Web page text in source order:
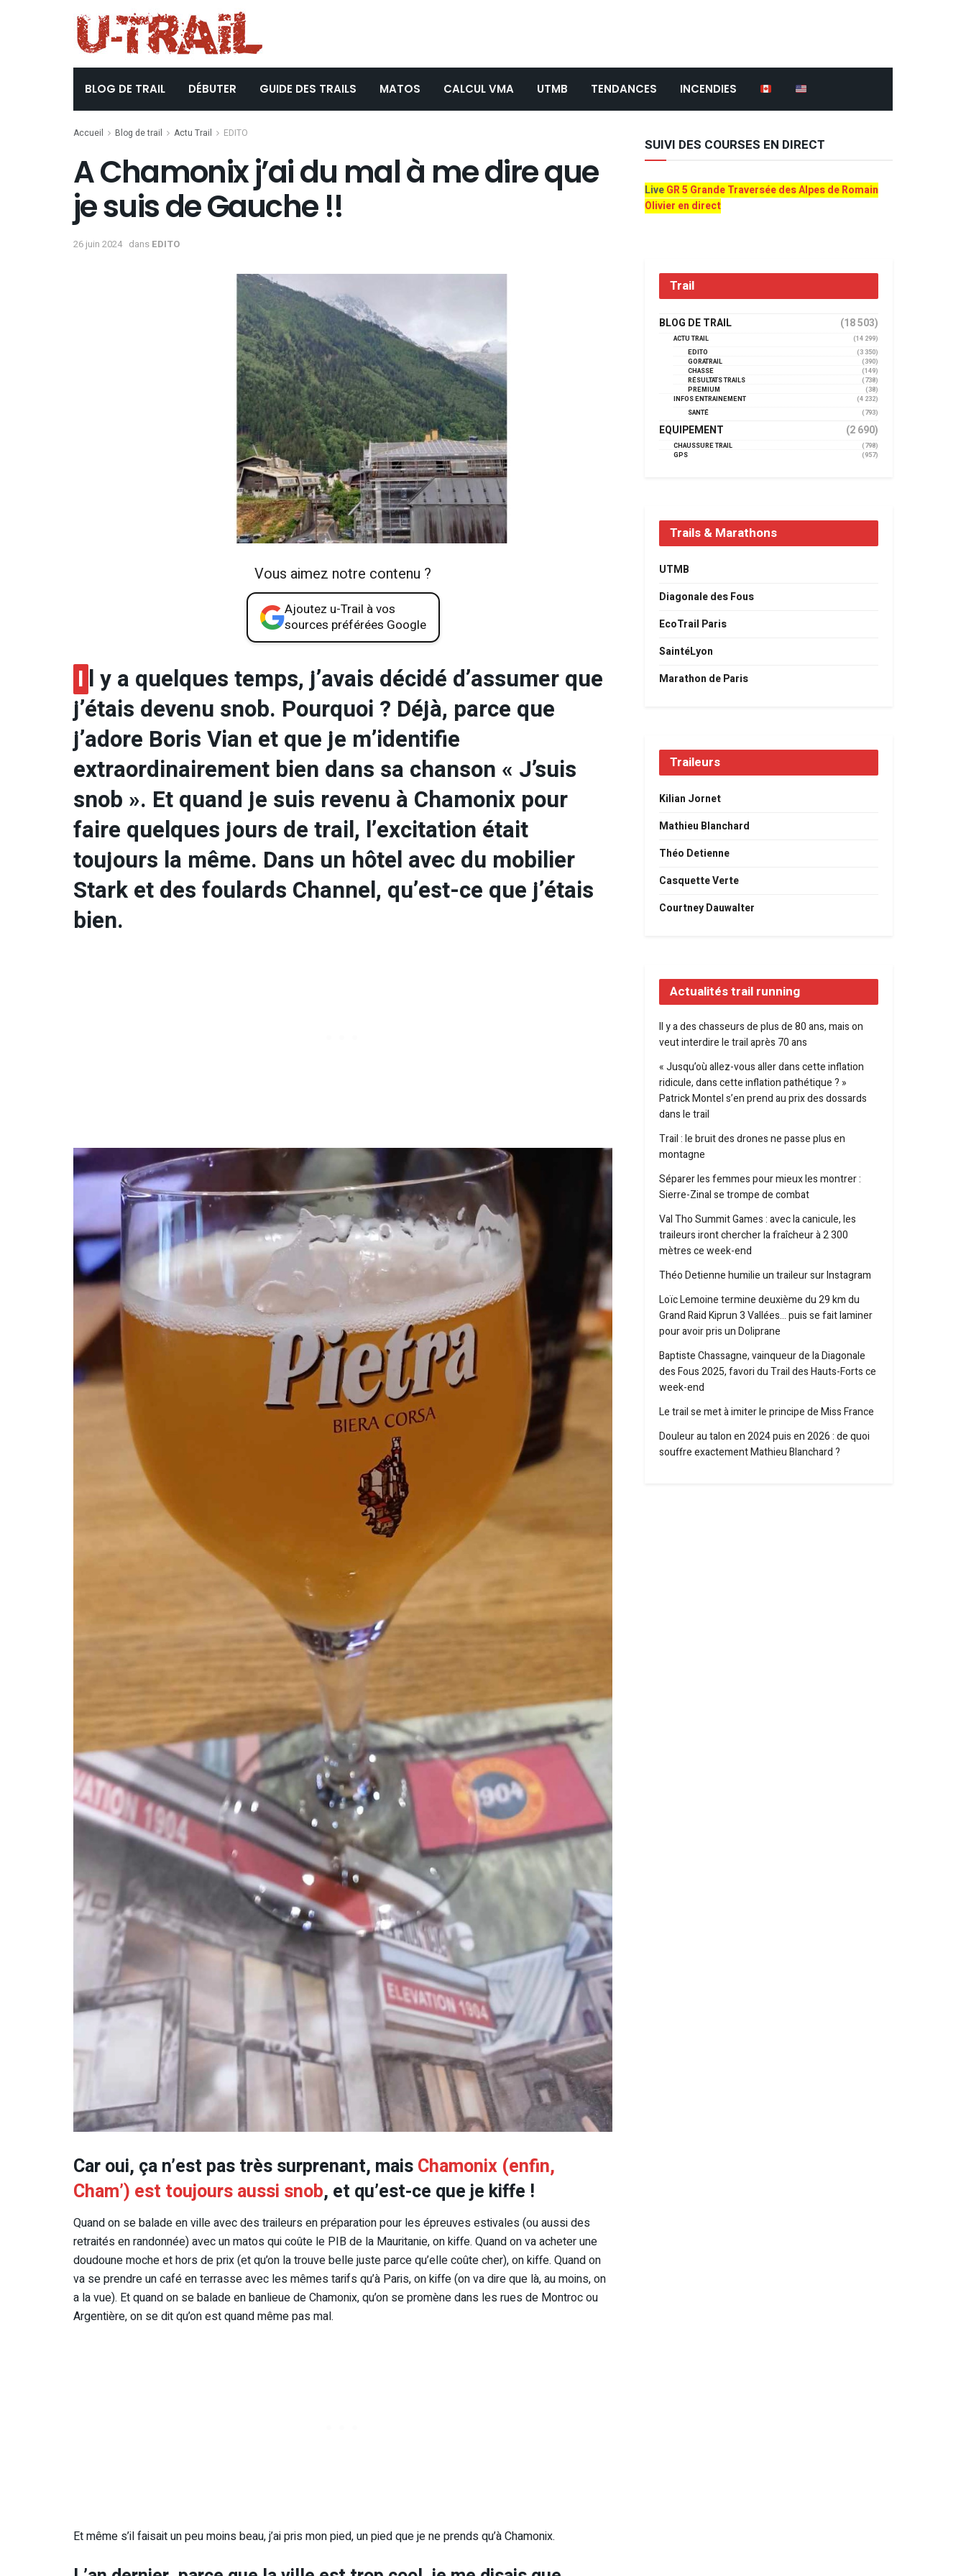
BLOG DE TRAIL DÉBUTER GUIDE DES TRAILS MATOS CALCUL VMA UTMB TENDANCES INCENDIES
Accueil Blog de trail Actu Trail EDITO
A Chamonix j’ai du mal à me dire que
je suis de Gauche !!
26 juin 2024 dans EDITO
Vous aimez notre contenu ?
Ajoutez u-Trail à vos
sources préférées Google
I l y a quelques temps, j’avais décidé d’assumer que
j’étais devenu snob. Pourquoi ? Déjà, parce que
j’adore Boris Vian et que je m’identifie
extraordinairement bien dans sa chanson « J’suis
snob ». Et quand je suis revenu à Chamonix pour
faire quelques jours de trail, l’excitation était
toujours la même. Dans un hôtel avec du mobilier
Stark et des foulards Channel, qu’est-ce que j’étais
bien.
Car oui, ça n’est pas très surprenant, maisChamonix (enfin,
Cham’) est toujours aussi snob, et qu’est-ce que je kiffe !
Quand on se balade en ville avec des traileurs en préparation pour les épreuves estivales (ou aussi des
retraités en randonnée) avec un matos qui coûte le PIB de la Mauritanie, on kiffe. Quand on va acheter une
doudoune moche et hors de prix (et qu’on la trouve belle juste parce qu’elle coûte cher), on kiffe. Quand on
va se prendre un café en terrasse avec les mêmes tarifs qu’à Paris, on kiffe (on va dire que là, au moins, on
a la vue). Et quand on se balade en banlieue de Chamonix, qu’on se promène dans les rues de Montroc ou
Argentière, on se dit qu’on est quand même pas mal.
Et même s’il faisait un peu moins beau, j’ai pris mon pied, un pied que je ne prends qu’à Chamonix.
SUIVI DES COURSES EN DIRECT
LiveGR 5 Grande Traversée des Alpes de Romain
Olivier en direct
Trail
BLOG DE TRAIL (18 503)
ACTU TRAIL
(14 299)
EDITO
(3 350)
GORATRAIL
(390)
CHASSE
(149)
RÉSULTATS TRAILS
(738)
PREMIUM
(38)
INFOS ENTRAINEMENT
(4 232)
SANTÉ
(793)
EQUIPEMENT (2 690)
CHAUSSURE TRAIL
(798)
GPS
(957)
Trails & Marathons
UTMB
Diagonale des Fous
EcoTrail Paris
SaintéLyon
Marathon de Paris
Traileurs
Kilian Jornet
Mathieu Blanchard
Théo Detienne
Casquette Verte
Courtney Dauwalter
Actualités trail running
Il y a des chasseurs de plus de 80 ans, mais on
veut interdire le trail après 70 ans
« Jusqu’où allez-vous aller dans cette inflation
ridicule, dans cette inflation pathétique ? »
Patrick Montel s’en prend au prix des dossards
dans le trail
Trail : le bruit des drones ne passe plus en
montagne
Séparer les femmes pour mieux les montrer :
Sierre-Zinal se trompe de combat
Val Tho Summit Games : avec la canicule, les
traileurs iront chercher la fraîcheur à 2 300
mètres ce week-end
Théo Detienne humilie un traileur sur Instagram
Loïc Lemoine termine deuxième du 29 km du
Grand Raid Kiprun 3 Vallées… puis se fait laminer
pour avoir pris un Doliprane
Baptiste Chassagne, vainqueur de la Diagonale
des Fous 2025, favori du Trail des Hauts-Forts ce
week-end
Le trail se met à imiter le principe de Miss France
Douleur au talon en 2024 puis en 2026 : de quoi
souffre exactement Mathieu Blanchard ?